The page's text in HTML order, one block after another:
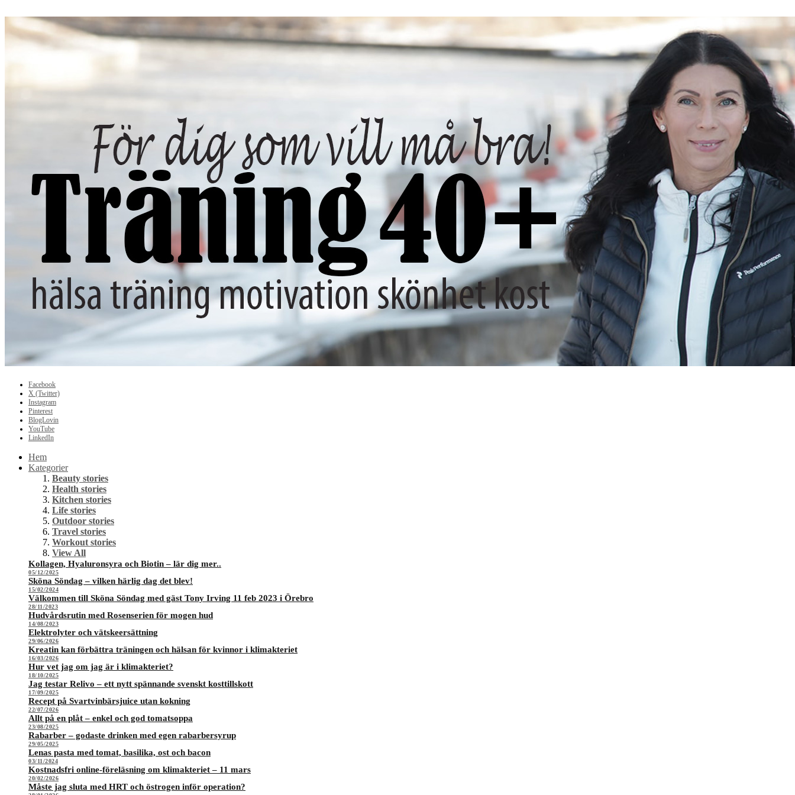
Facebook
X (Twitter)
Instagram
Pinterest
BlogLovin
YouTube
LinkedIn
Hem
Kategorier
Beauty stories
Health stories
Kitchen stories
Life stories
Outdoor stories
Travel stories
Workout stories
View All
Kollagen, Hyaluronsyra och Biotin – lär dig mer..
05/12/2025
Sköna Söndag – vilken härlig dag det blev!
15/02/2024
Välkommen till Sköna Söndag med gäst Tony Irving 11 feb 2023 i Örebro
28/11/2023
Hudvårdsrutin med Rosenserien för mogen hud
14/08/2023
Elektrolyter och vätskeersättning
29/06/2026
Kreatin kan förbättra träningen och hälsan för kvinnor i klimakteriet
16/03/2026
Hur vet jag om jag är i klimakteriet?
18/10/2025
Jag testar Relivo – ett nytt spännande svenskt kosttillskott
17/09/2025
Recept på Svartvinbärsjuice utan kokning
22/07/2026
Allt på en plåt – enkel och god tomatsoppa
23/08/2025
Rabarber – godaste drinken med egen rabarbersyrup
29/05/2025
Lenas pasta med tomat, basilika, ost och bacon
03/11/2024
Kostnadsfri online-föreläsning om klimakteriet – 11 mars
20/02/2026
Måste jag sluta med HRT och östrogen inför operation?